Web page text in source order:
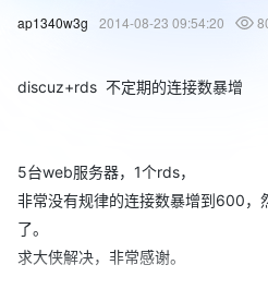
ap1340w3g 2014-08-23 09:54:20
discuz+rds 不定期的连接数暴增
5台web服务器，1个rds，
非常没有规律的连接数暴增到600，
了。
求大侠解决，非常感谢。